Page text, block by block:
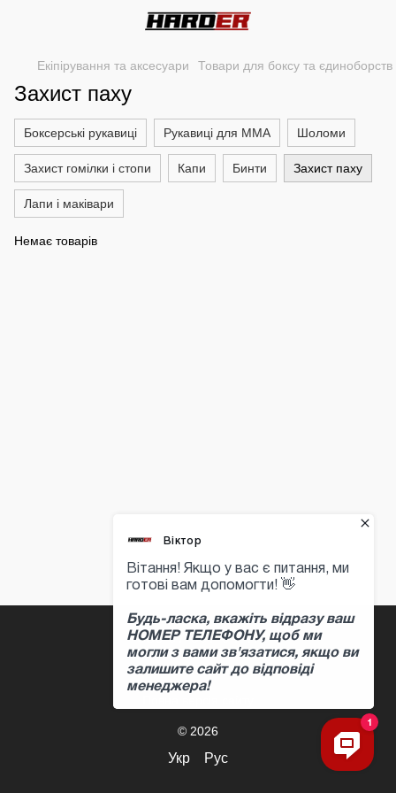
Екіпірування та аксесуари Товари для боксу та єдиноборств
Захист паху
Боксерські рукавиці Рукавиці для ММА Шоломи
Захист гомілки і стопи Капи Бинти Захист паху
Лапи і маківари
Немає товарів
+380 97 397 04 47
Контактна інформація
© 2026
Укр Рус